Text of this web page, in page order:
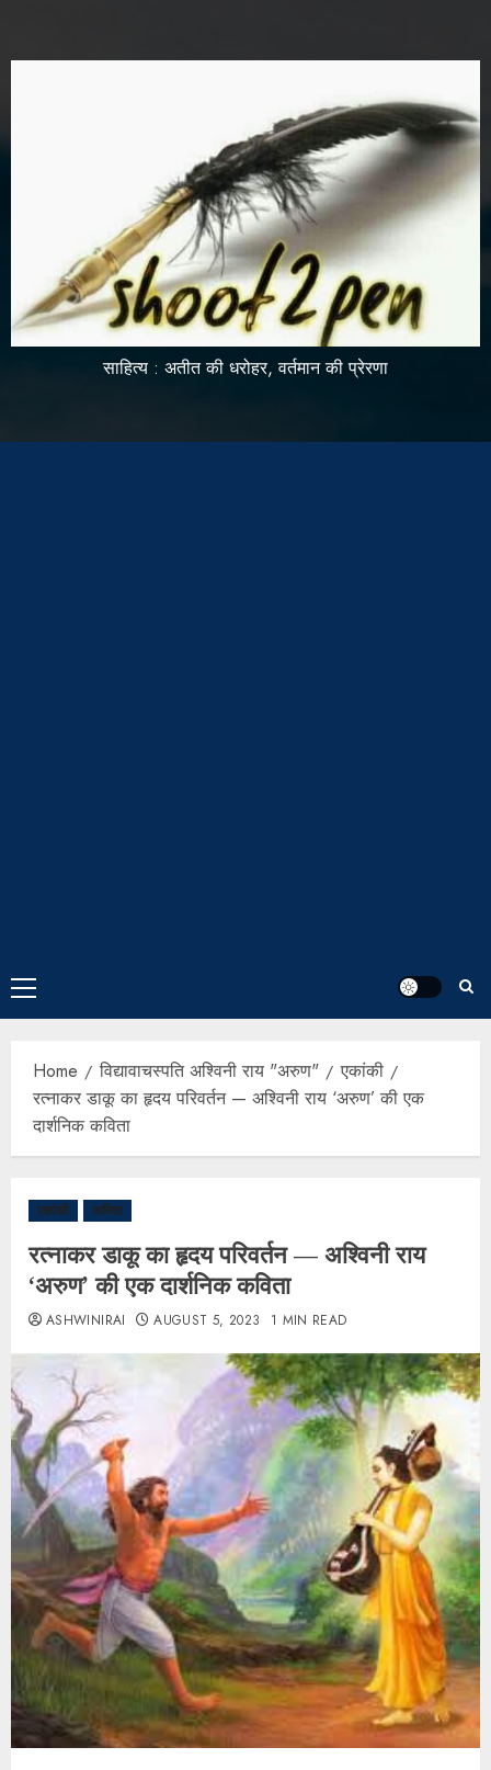
साहित्य : अतीत की धरोहर, वर्तमान की प्रेरणा
Home विद्यावाचस्पति अश्विनी राय "अरुण"
एकांकी
रत्नाकर डाकू का हृदय परिवर्तन — अश्विनी राय ‘अरुण’ की एक
दार्शनिक कविता
एकांकी कविता
रत्नाकर डाकू का हृदय परिवर्तन — अश्विनी राय
‘अरुण’ की एक दार्शनिक कविता
ASHWINIRAI AUGUST 5, 2023 1 MIN READ